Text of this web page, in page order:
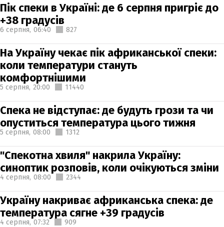
Пік спеки в Україні: де 6 серпня пригріє до
+38 градусів
6 серпня, 06:40 827
На Україну чекає пік африканської спеки:
коли температури стануть
комфортнішими
5 серпня, 20:00 11440
Спека не відступає: де будуть грози та чи
опуститься температура цього тижня
5 серпня, 08:00 1312
"Спекотна хвиля" накрила Україну:
синоптик розповів, коли очікуються зміни
4 серпня, 08:00 2344
Україну накриває африканська спека: де
температура сягне +39 градусів
4 серпня, 07:32 909